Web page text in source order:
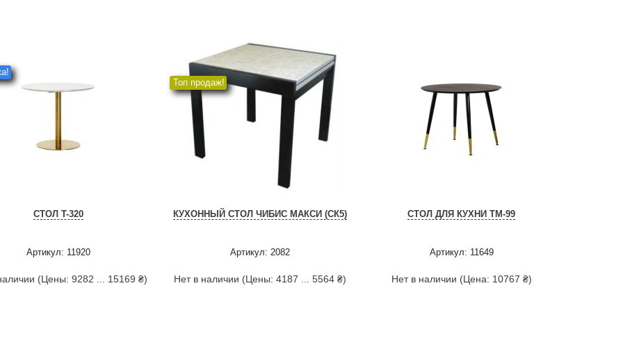
СТОЛ T-320
Артикул: 11920
(Цены: 9282 ... 15169 ₴)
Топ продаж!
КУХОННЫЙ СТОЛ ЧИБИС МАКСИ (СК5)
Артикул: 2082
Нет в наличии (Цены: 4187 ... 5564 ₴)
СТОЛ ДЛЯ КУХНИ TM-99
Артикул: 11649
Нет в наличии (Цена: 10767 ₴)